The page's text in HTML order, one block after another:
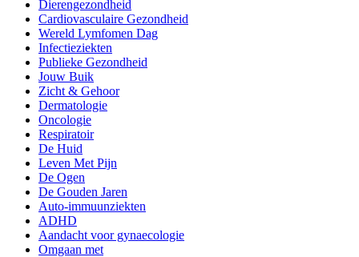
Dierengezondheid
Cardiovasculaire Gezondheid
Wereld Lymfomen Dag
Infectieziekten
Publieke Gezondheid
Jouw Buik
Zicht & Gehoor
Dermatologie
Oncologie
Respiratoir
De Huid
Leven Met Pijn
De Ogen
De Gouden Jaren
Auto-immuunziekten
ADHD
Aandacht voor gynaecologie
Omgaan met